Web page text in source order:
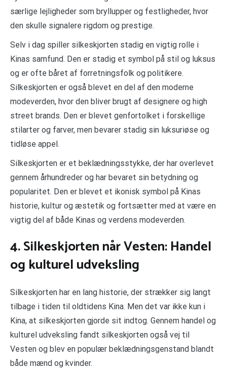
særlige lejligheder som bryllupper og festligheder, hvor
den skulle signalere rigdom og prestige.
Selv i dag spiller silkeskjorten stadig en vigtig rolle i
Kinas samfund. Den er stadig et symbol på stil og luksus
og er ofte båret af forretningsfolk og politikere.
Silkeskjorten er også blevet en del af den moderne
modeverden, hvor den bliver brugt af designere og high
street brands. Den er blevet genfortolket i forskellige
stilarter og farver, men bevarer stadig sin luksuriøse og
tidløse appel.
Silkeskjorten er et beklædningsstykke, der har overlevet
gennem århundreder og har bevaret sin betydning og
popularitet. Den er blevet et ikonisk symbol på Kinas
historie, kultur og æstetik og fortsætter med at være en
vigtig del af både Kinas og verdens modeverden.
4. Silkeskjorten når Vesten: Handel
og kulturel udveksling
Silkeskjorten har en lang historie, der strækker sig langt
tilbage i tiden til oldtidens Kina. Men det var ikke kun i
Kina, at silkeskjorten gjorde sit indtog. Gennem handel og
kulturel udveksling fandt silkeskjorten også vej til
Vesten og blev en populær beklædningsgenstand blandt
både mænd og kvinder.